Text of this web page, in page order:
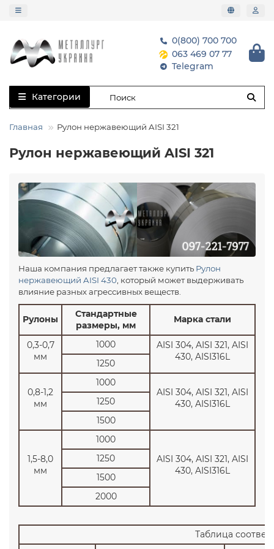
0(800) 700 700
063 469 07 77
Telegram
Категории
Главная Рулон нержавеющий AISI 321
Рулон нержавеющий AISI 321
Наша компания предлагает также купить Рулон
нержавеющий AISI 430, который может выдерживать
влияние разных агрессивных веществ.
Рулоны
Стандартные
размеры, мм
Марка стали
0,3-0,7
мм
1000
AISI 304, AISI 321, AISI
430, AISI316L
1250
0,8-1,2
мм
1000
AISI 304, AISI 321, AISI
430, AISI316L
1250
1500
1,5-8,0
мм
1000
AISI 304, AISI 321, AISI
430, AISI316L
1250
1500
2000
Таблица